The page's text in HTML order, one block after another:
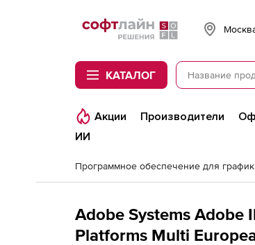
Softline
КАТАЛОГ
Акции Производители
ИИ
Программное обеспечение для
Adobe Systems Adobe
Platforms Multi